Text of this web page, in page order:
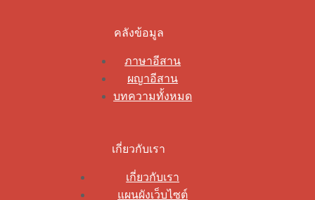
คลังข้อมูล
ภาษาอีสาน
ผญาอีสาน
บทความทั้งหมด
เกี่ยวกับเรา
เกี่ยวกับเรา
แผนผังเว็บไซต์